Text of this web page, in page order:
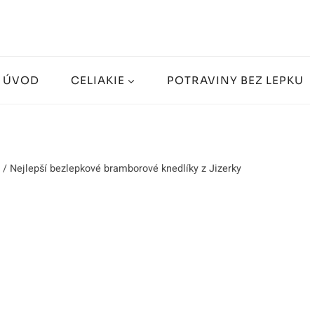
ÚVOD CELIAKIE POTRAVINY BEZ LEPKU
/ Nejlepší bezlepkové bramborové knedlíky z Jizerky